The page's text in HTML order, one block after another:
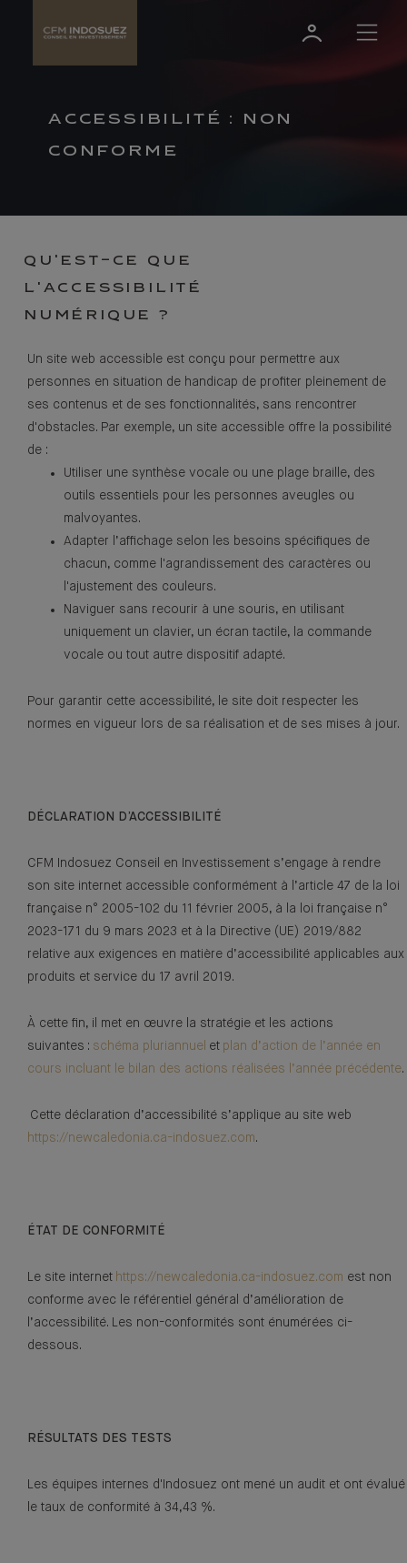
ACCESSIBILITÉ : NON
CONFORME
QU'EST-CE QUE
L'ACCESSIBILITÉ
NUMÉRIQUE ?
Un site web accessible est conçu pour permettre aux
personnes en situation de handicap de profiter pleinement de
ses contenus et de ses fonctionnalités, sans rencontrer
d'obstacles. Par exemple, un site accessible offre la possibilité
de :
Utiliser une synthèse vocale ou une plage braille, des
outils essentiels pour les personnes aveugles ou
malvoyantes.
Adapter l’affichage selon les besoins spécifiques de
chacun, comme l'agrandissement des caractères ou
l'ajustement des couleurs.
Naviguer sans recourir à une souris, en utilisant
uniquement un clavier, un écran tactile, la commande
vocale ou tout autre dispositif adapté.
Pour garantir cette accessibilité, le site doit respecter les
normes en vigueur lors de sa réalisation et de ses mises à jour.
DÉCLARATION D’ACCESSIBILITÉ
CFM Indosuez Conseil en Investissement s’engage à rendre
son site internet accessible conformément à l’article 47 de la loi
française n° 2005-102 du 11 février 2005, à la loi française n°
2023-171 du 9 mars 2023 et à la Directive (UE) 2019/882
relative aux exigences en matière d’accessibilité applicables aux
produits et service du 17 avril 2019.
À cette fin, il met en œuvre la stratégie et les actions
suivantes : schéma pluriannuel et plan d’action de l’année en
cours incluant le bilan des actions réalisées l’année précédente.
Cette déclaration d’accessibilité s’applique au site web
https://newcaledonia.ca-indosuez.com.
ÉTAT DE CONFORMITÉ
Le site internet https://newcaledonia.ca-indosuez.com est non
conforme avec le référentiel général d’amélioration de
l’accessibilité. Les non-conformités sont énumérées ci-
dessous.
RÉSULTATS DES TESTS
Les équipes internes d'Indosuez ont mené un audit et ont évalué
le taux de conformité à 34,43 %.